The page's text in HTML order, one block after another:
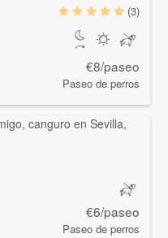
(3)
€8/paseo
Paseo de perros
€6/paseo
Paseo de perros